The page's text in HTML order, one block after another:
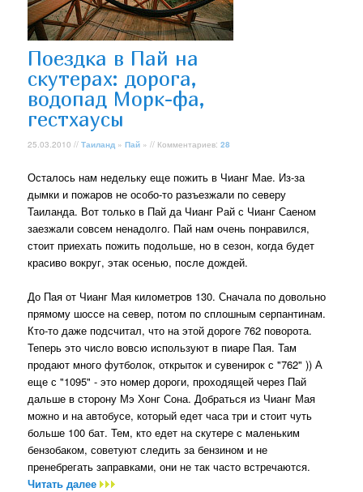
Поездка в Пай на
скутерах: дорога,
водопад Морк-фа,
гестхаусы
25.03.2010 //Таиланд »Пай » // Комментариев:28
Осталось нам недельку еще пожить в Чианг Мае. Из-за
дымки и пожаров не особо-то разъезжали по северу
Таиланда. Вот только в Пай да Чианг Рай с Чианг Саеном
заезжали совсем ненадолго. Пай нам очень понравился,
стоит приехать пожить подольше, но в сезон, когда будет
красиво вокруг, этак осенью, после дождей.
До Пая от Чианг Мая километров 130. Сначала по довольно
прямому шоссе на север, потом по сплошным серпантинам.
Кто-то даже подсчитал, что на этой дороге 762 поворота.
Теперь это число вовсю используют в пиаре Пая. Там
продают много футболок, открыток и сувенирок с "762" )) А
еще с "1095" - это номер дороги, проходящей через Пай
дальше в сторону Мэ Хонг Сона. Добраться из Чианг Мая
можно и на автобусе, который едет часа три и стоит чуть
больше 100 бат. Тем, кто едет на скутере с маленьким
бензобаком, советуют следить за бензином и не
пренебрегать заправками, они не так часто встречаются.
Читать далее